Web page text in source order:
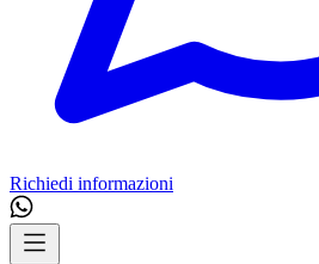
Richiedi informazioni